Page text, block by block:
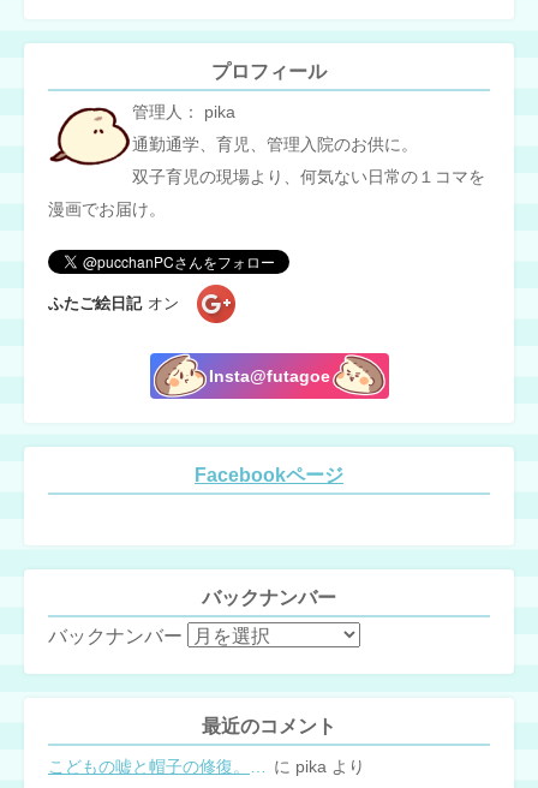
プロフィール
管理人： pika
通勤通学、育児、管理入院のお供に。
双子育児の現場より、何気ない日常の１コマを
漫画でお届け。
ふたご絵日記 オン
Insta@futagoe
Facebookページ
バックナンバー
バックナンバー
最近のコメント
こどもの嘘と帽子の修復。キャップのツバが破れた時の直し方 に pika より